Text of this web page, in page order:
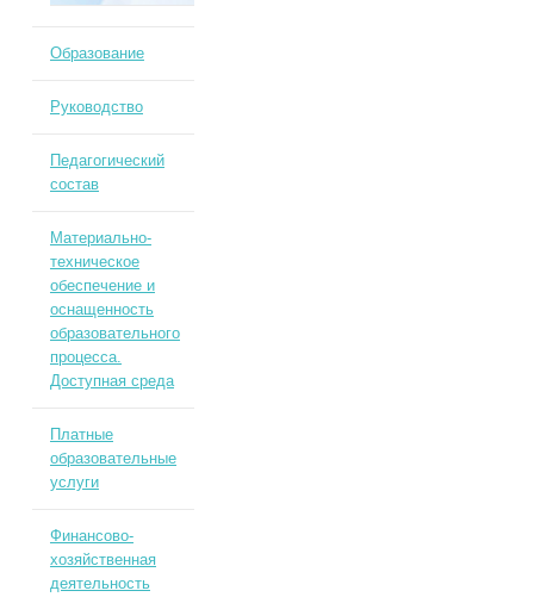
Образование
Руководство
Педагогический
состав
Материально-
техническое
обеспечение и
оснащенность
образовательного
процесса.
Доступная среда
Платные
образовательные
услуги
Финансово-
хозяйственная
деятельность